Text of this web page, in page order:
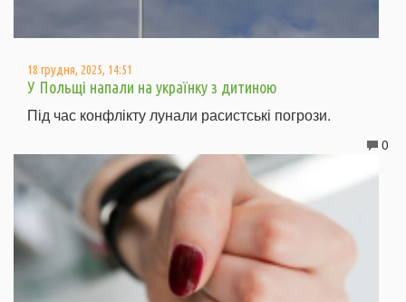
18 грудня, 2025, 14:51
У Польщі напали на українку з дитиною
Під час конфлікту лунали расистські погрози.
0